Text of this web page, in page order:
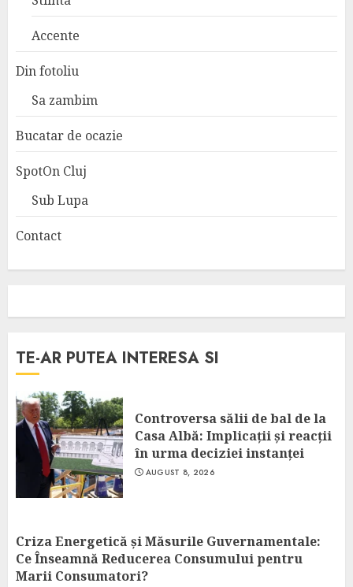
Accente
Din fotoliu
Sa zambim
Bucatar de ocazie
SpotOn Cluj
Sub Lupa
Contact
TE-AR PUTEA INTERESA SI
Controversa sălii de bal de la
Casa Albă: Implicații și reacții
în urma deciziei instanței
AUGUST 8, 2026
Criza Energetică și Măsurile Guvernamentale:
Ce Înseamnă Reducerea Consumului pentru
Marii Consumatori?